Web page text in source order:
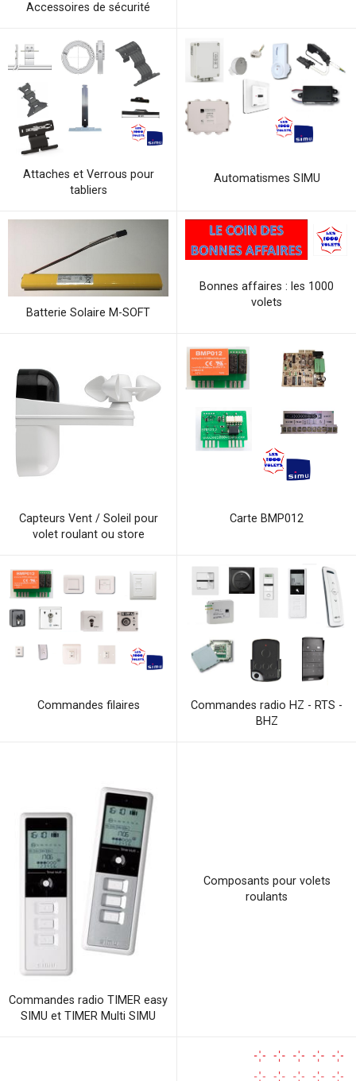
Accessoires de sécurité
Attaches et Verrous pour
tabliers
Automatismes SIMU
Batterie Solaire M-SOFT
Bonnes affaires : les 1000
volets
Capteurs Vent / Soleil pour
volet roulant ou store
Carte BMP012
Commandes filaires
Commandes radio HZ - RTS -
BHZ
Commandes radio TIMER easy
SIMU et TIMER Multi SIMU
Composants pour volets
roulants